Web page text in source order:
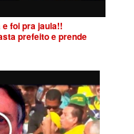
e foi pra jaula!!
prefeito e prende